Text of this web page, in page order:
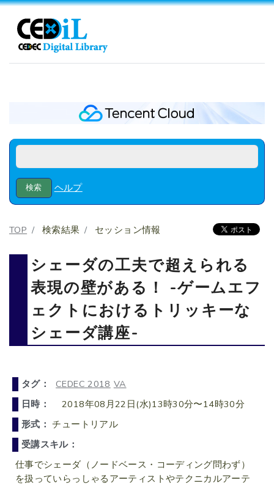
ヘルプ
TOP 検索結果 セッション情報
シェーダの工夫で超えられる
表現の壁がある！ -ゲームエフ
ェクトにおけるトリッキーな
シェーダ講座-
タグ： CEDEC 2018 VA
日時：
2018年08月22日(水)13時30分〜14時30分
形式：チュートリアル
受講スキル：
仕事でシェーダ（ノードベース・コーディング問わず）
を扱っていらっしゃるアーティストやテクニカルアーテ